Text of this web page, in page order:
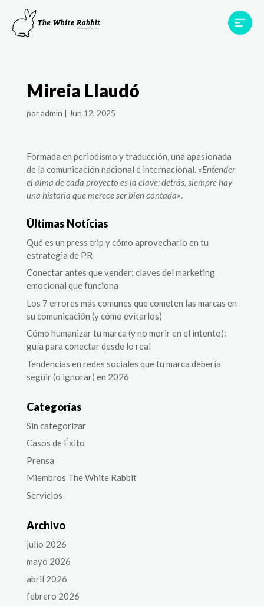
Proyectos
Testimonios
Mireia Llaudó
poradmin | Jun 12, 2025
Formada en periodismo y traducción, una apasionada
de la comunicación nacional e internacional. «Entender
el alma de cada proyecto es la clave: detrás, siempre hay
una historia que merece ser bien contada».
Últimas Notícias
Qué es un press trip y cómo aprovecharlo en tu
estrategia de PR
Conectar antes que vender: claves del marketing
emocional que funciona
Los 7 errores más comunes que cometen las marcas en
su comunicación (y cómo evitarlos)
Cómo humanizar tu marca (y no morir en el intento):
guía para conectar desde lo real
Tendencias en redes sociales que tu marca debería
seguir (o ignorar) en 2026
Categorías
Sin categorizar
Casos de Éxito
Prensa
Miembros The White Rabbit
Servicios
Archivo
julio 2026
mayo 2026
abril 2026
febrero 2026